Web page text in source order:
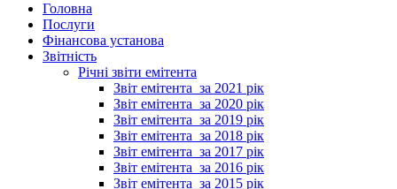
Головна
Послуги
Фінансова установа
Звітність
Річні звіти емітента
Звіт емітента_за 2021 рік
Звіт емітента_за 2020 рік
Звіт емітента_за 2019 рік
Звіт емітента_за 2018 рік
Звіт емітента_за 2017 рік
Звіт емітента_за 2016 рік
Звіт емітента_за 2015 рік